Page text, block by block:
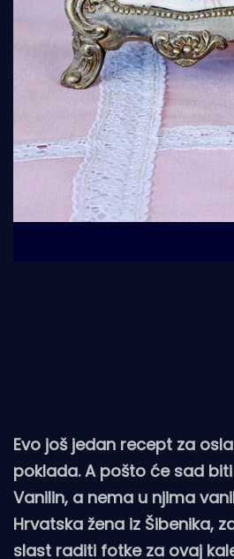
Evo još jedan recept za
poklada. A pošto će sad
Vanilin, a nema u njima
Hrvatska žena iz Šibenika,
slast raditi fotke za ovaj